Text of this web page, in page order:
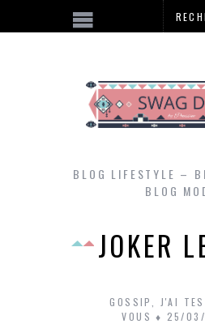
BLOG LIFESTYLE –
BLOG
JOKER
GOSSIP
J'AI
VOUS
25/03/